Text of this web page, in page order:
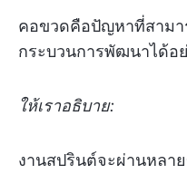
คอขวดคือปัญหาที่สามา
กระบวนการพัฒนาได้อ
ให้เราอธิบาย:
งานสปรินต์จะผ่านหลา